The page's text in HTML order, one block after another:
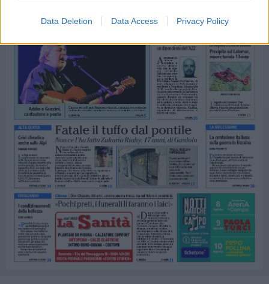
Data Deletion Data Access Privacy Policy